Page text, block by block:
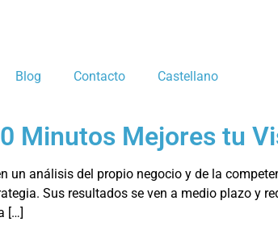
Blog Contacto Castellano
Minutos Mejores tu
un análisis del propio negocio y de la
Sus resultados se ven a medio plazo y
[…]